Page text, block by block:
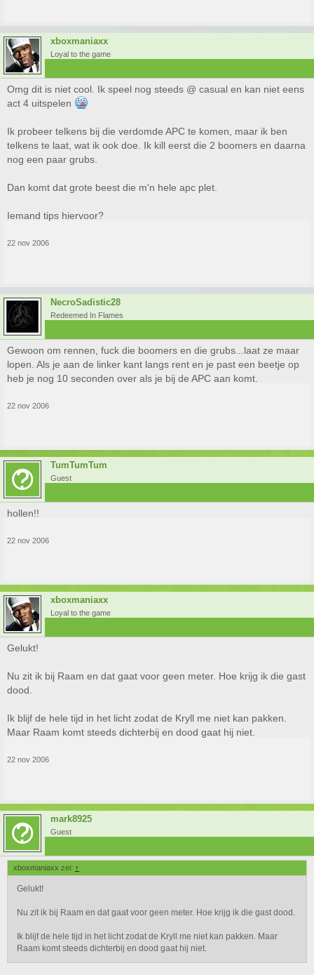
xboxmaniaxx
Loyal to the game
Omg dit is niet cool. Ik speel nog steeds @ casual en kan niet eens
act 4 uitspelen
Ik probeer telkens bij die verdomde APC te komen, maar ik ben
telkens te laat, wat ik ook doe. Ik kill eerst die 2 boomers en daarna
nog een paar grubs.
Dan komt dat grote beest die m'n hele apc plet.
Iemand tips hiervoor?
22 nov 2006
NecroSadistic28
Redeemed In Flames
Gewoon om rennen, fuck die boomers en die grubs...laat ze maar
lopen. Als je aan de linker kant langs rent en je past een beetje op
heb je nog 10 seconden over als je bij de APC aan komt.
22 nov 2006
TumTumTum
Guest
hollen!!
22 nov 2006
xboxmaniaxx
Loyal to the game
Gelukt!
Nu zit ik bij Raam en dat gaat voor geen meter. Hoe krijg ik die gast
dood.
Ik blijf de hele tijd in het licht zodat de Kryll me niet kan pakken.
Maar Raam komt steeds dichterbij en dood gaat hij niet.
22 nov 2006
mark8925
Guest
xboxmaniaxx zei: ↑
Gelukt!
Nu zit ik bij Raam en dat gaat voor geen meter. Hoe krijg ik die gast dood.
Ik blijf de hele tijd in het licht zodat de Kryll me niet kan pakken. Maar
Raam komt steeds dichterbij en dood gaat hij niet.